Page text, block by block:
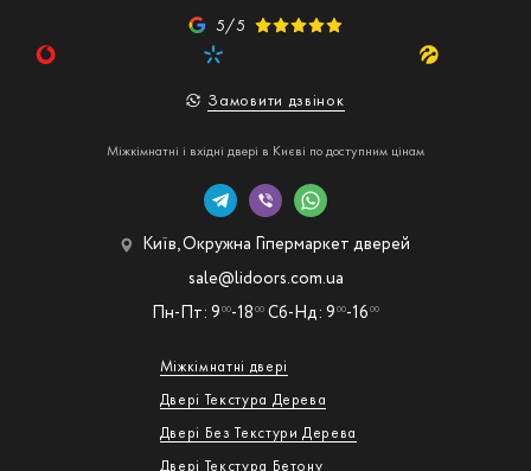
5/5
Замовити дзвінок
Міжкімнатні і вхідні двері в Києві по доступним цінам
Міжкімнатні двері
Двері Текстура Дерева
Двері Без Текстури Дерева
Двері Текстура Бетону
Київ, Окружна Гіпермаркет дверей
Пн-Пт: 9 00-18 00 Сб-Нд: 9 00-16 00
sale@lidoors.com.ua